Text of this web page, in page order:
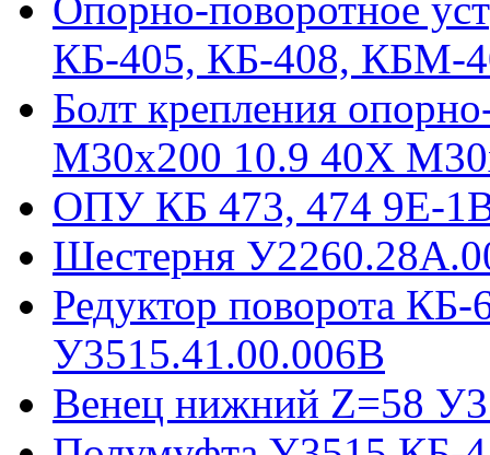
КБ-405, КБ-408, КБМ-
Болт крепления
М30х200 10.9 40Х
ОПУ КБ 473, 474 9E-
Шестерня
Редуктор поворота КБ-
У3515.41.00.006В
Венец нижний Z=58